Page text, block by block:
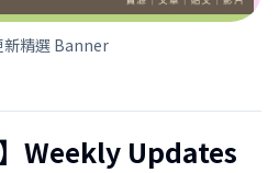
新精選 Banner
】Weekly Updates